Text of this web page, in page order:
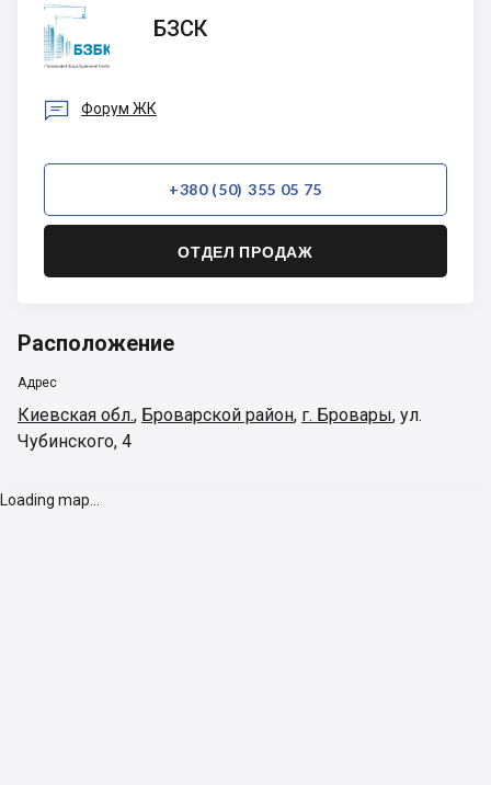
БЗСК
БЗСК
 Форум ЖК
+380 (50) 355 05 75
ОТДЕЛ ПРОДАЖ
Расположение
Адрес
Киевская обл., Броварской район, г. Бровары, ул.
Чубинского, 4
Loading map...